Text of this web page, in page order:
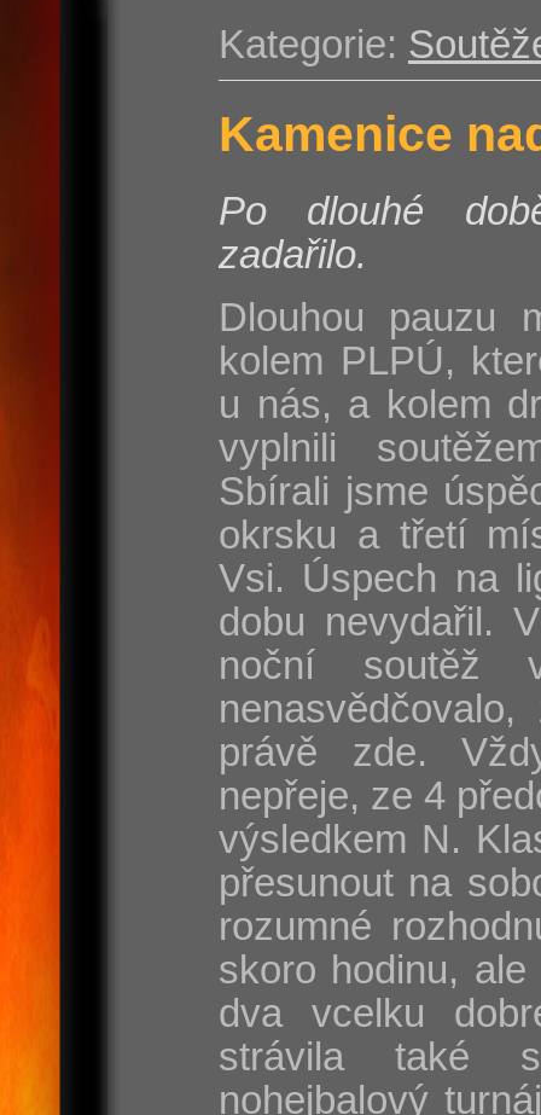
Kategorie:
Kamenice
Po dlouhé
zadařilo.
Dlouhou pauzu
kolem PLPÚ,
u nás, a kolem
vyplnili
Sbírali jsme
okrsku a třetí
Vsi. Úspech na
dobu nevydařil.
noční soutěž
právě zde.
nepřeje, ze 4
výsledkem N.
přesunout na
rozumné
skoro hodinu,
dva vcelku
strávila také
nohejbalový